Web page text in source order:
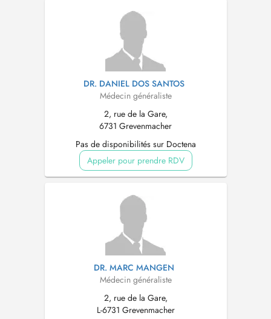
DR. DANIEL DOS SANTOS
Médecin généraliste
2, rue de la Gare,
6731 Grevenmacher
Pas de disponibilités sur Doctena
Appeler pour prendre RDV
DR. MARC MANGEN
Médecin généraliste
2, rue de la Gare,
L-6731 Grevenmacher